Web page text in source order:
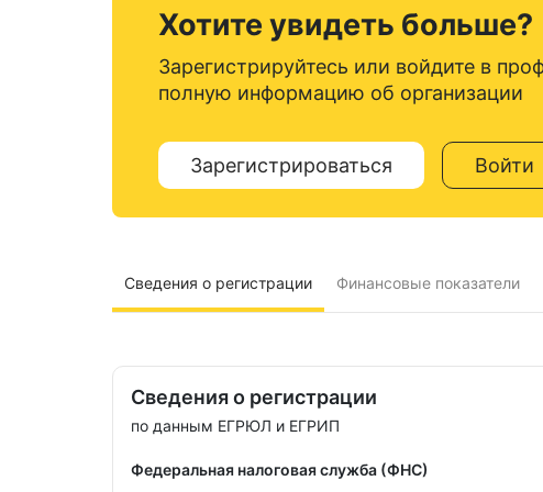
Хотите увидеть больше?
Зарегистрируйтесь или войдите в
полную информацию об организации
Зарегистрироваться Войти
Сведения о регистрации Финансовые показатели
Сведения о регистрации
по данным ЕГРЮЛ и ЕГРИП
Федеральная налоговая служба (ФНС)